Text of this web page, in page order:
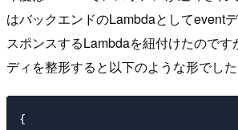
はバックエンドのLambdaとしてevent
スポンスするLambdaを紐付けたのです
ディを整形すると以下のような形でした
{